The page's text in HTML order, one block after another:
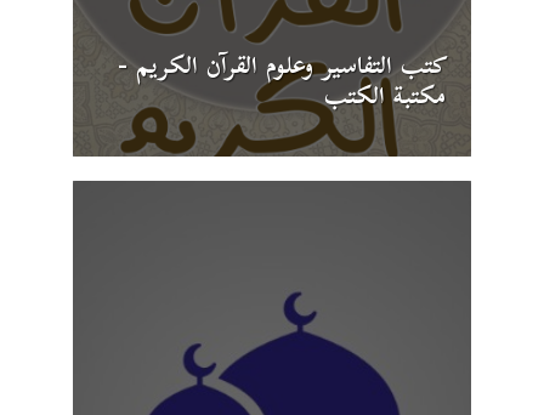
كتب التفاسير وعلوم القرآن الكريم -
مكتبة الكتب